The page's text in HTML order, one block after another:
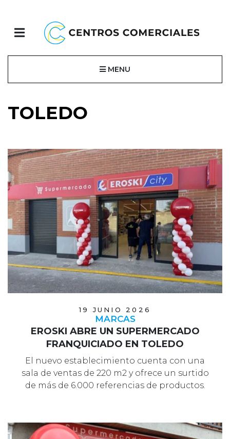
MENU
TOLEDO
19 JUNIO 2026
MARCAS
EROSKI ABRE UN SUPERMERCADO
FRANQUICIADO EN TOLEDO
El nuevo establecimiento cuenta con una
sala de ventas de 220 m2 y ofrece un surtido
de más de 6.000 referencias de productos.